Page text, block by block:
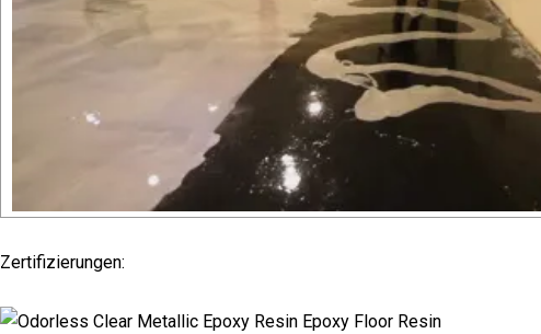
Zertifizierungen: